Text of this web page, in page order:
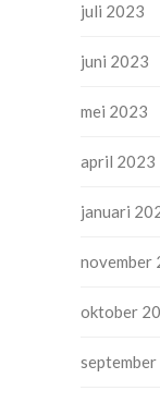
juli 2023
juni 2023
mei 2023
april 2023
januari
november
oktober